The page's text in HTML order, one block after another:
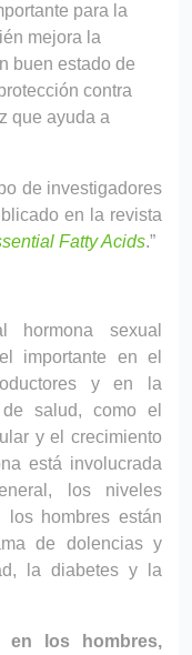
para la
mejora la
buen estado de
contra
que ayuda a
de investigadores
en la revista
Fatty Acids.”
hormona sexual
importante en el
y en la
salud, como el
y el crecimiento
está involucrada
los niveles
los hombres están
de dolencias y
la diabetes y la
en los hombres,